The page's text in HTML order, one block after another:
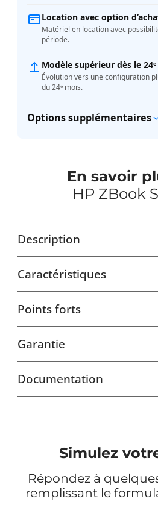
Location avec option
Matériel en location avec
période.
Modèle supérieur dès le
Évolution vers une configuration
du 24ᵉ mois.
Options supplémentaires
En savoir
HP ZBook
Description
Caractéristiques
Points forts
Garantie
Documentation
Simulez
Répondez à
remplissant le